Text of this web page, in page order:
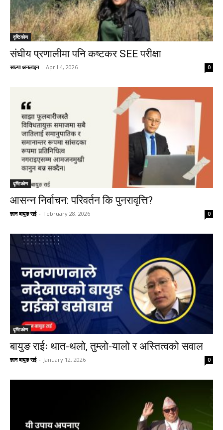
दृष्टिकाेण
संघीय प्रणालीमा पनि कष्टकर SEE परीक्षा
साल्पा अनलाइन - April 4, 2026 0
दृष्टिकाेण
आसन्न निर्वाचन: परिवर्तन कि पुनरावृत्ति?
ज्ञान बायुङ राई - February 28, 2026 0
दृष्टिकाेण
बायुङ राईः थात-थलो, तुम्लो-यालो र अस्तित्वको सवाल
ज्ञान बायुङ राई - January 12, 2026 0